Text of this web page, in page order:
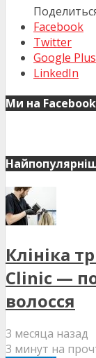
Facebook
Twitter
Google Plus
LinkedIn
Ми на Facebook
Клініка
Clinic —
волосся
3 месяца назад
3 минут на